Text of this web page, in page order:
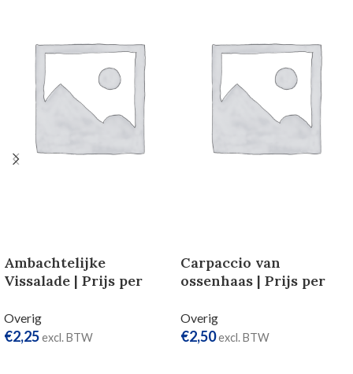
Ambachtelijke
Vissalade | Prijs per
Overig
€2,25excl. BTW
Carpaccio van
ossenhaas | Prijs per
Overig
€2,50excl. BTW